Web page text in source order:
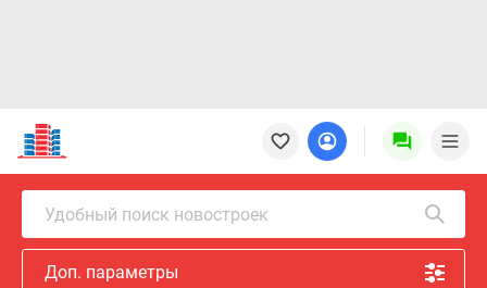
Новостройки
Квартиры
Ипотека
Новостройки
Москвы
Новостройки
Подмосковья
Удобный поиск новостроек
Доп. параметры